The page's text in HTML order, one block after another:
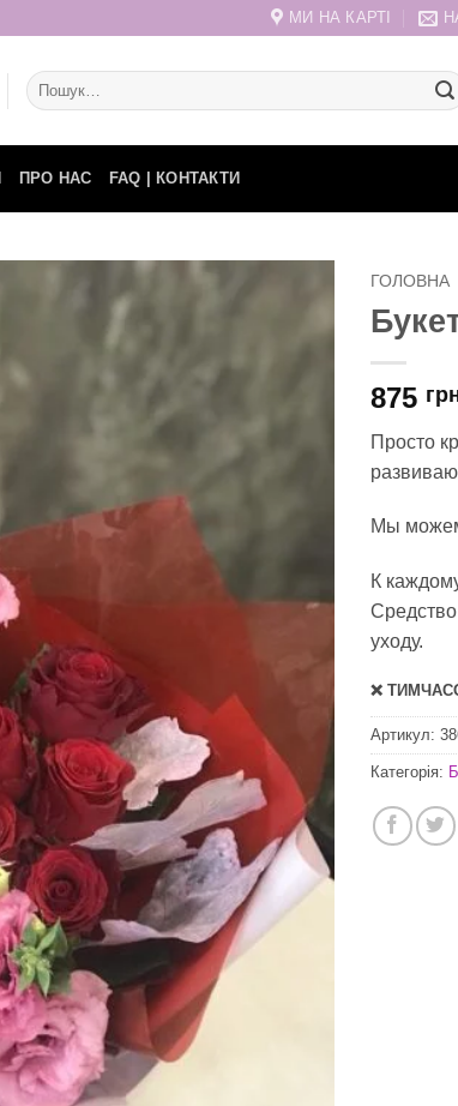
МИ НА КАРТІ
Шукати:
ПРО НАС FAQ | КОНТАКТИ
ГОЛОВНА
875
Просто
Мы
К
уходу.
❌
Артикул:
Категорія: